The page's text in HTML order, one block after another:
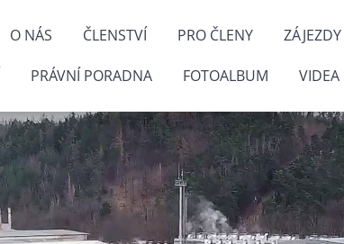
O NÁS ČLENSTVÍ PRO ČLENY ZÁJEZDY
PRÁVNÍ PORADNA FOTOALBUM VIDEA